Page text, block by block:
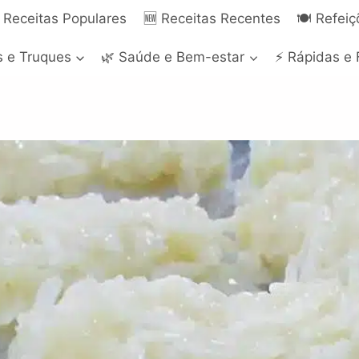
Receitas Populares 🆕 Receitas Recentes 🍽️
e Truques 🌿 Saúde e Bem-estar ⚡ Rápidas e